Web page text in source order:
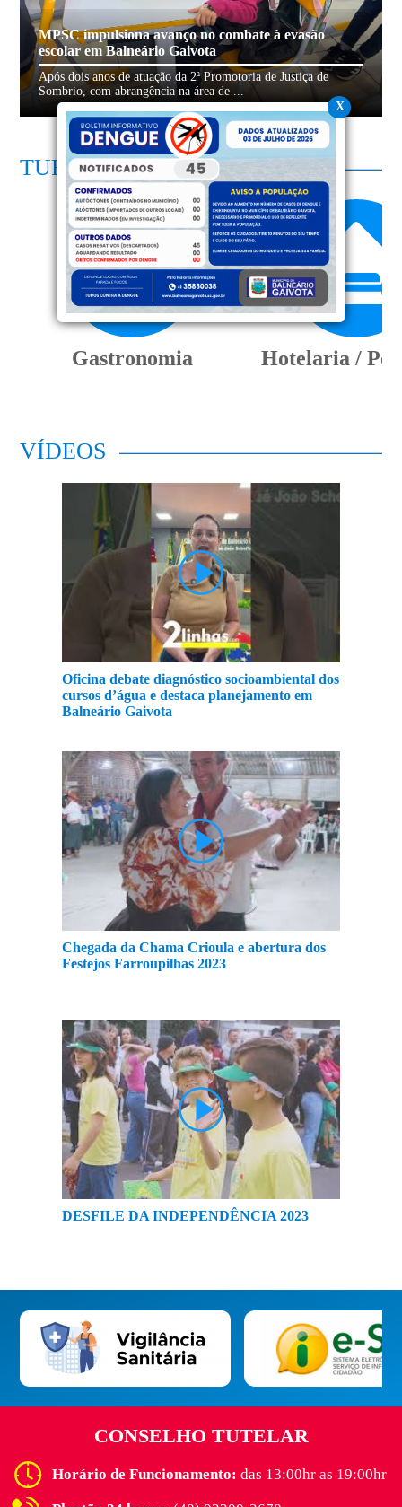
X
MPSC impulsiona avanço no combate à evasão
escolar em Balneário Gaivota
Após dois anos de atuação da 2ª Promotoria de Justiça de
Sombrio, com abrangência na área de ...
TURISMO
Gastronomia Hotelaria /
VÍDEOS
Oficina debate diagnóstico socioambiental dos
cursos d’água e destaca planejamento em
Balneário Gaivota
Chegada da Chama Crioula e abertura dos
Festejos Farroupilhas 2023
DESFILE DA INDEPENDÊNCIA 2023
CONSELHO TUTELAR
Horário de Funcionamento:das 13:00hr as 19:00hr